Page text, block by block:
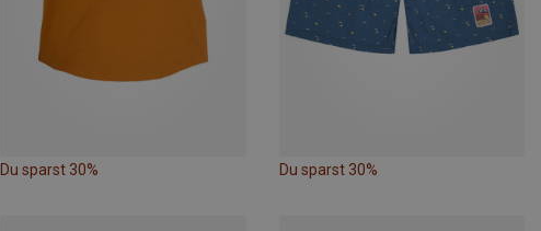
Du sparst 30% Du sparst 30%